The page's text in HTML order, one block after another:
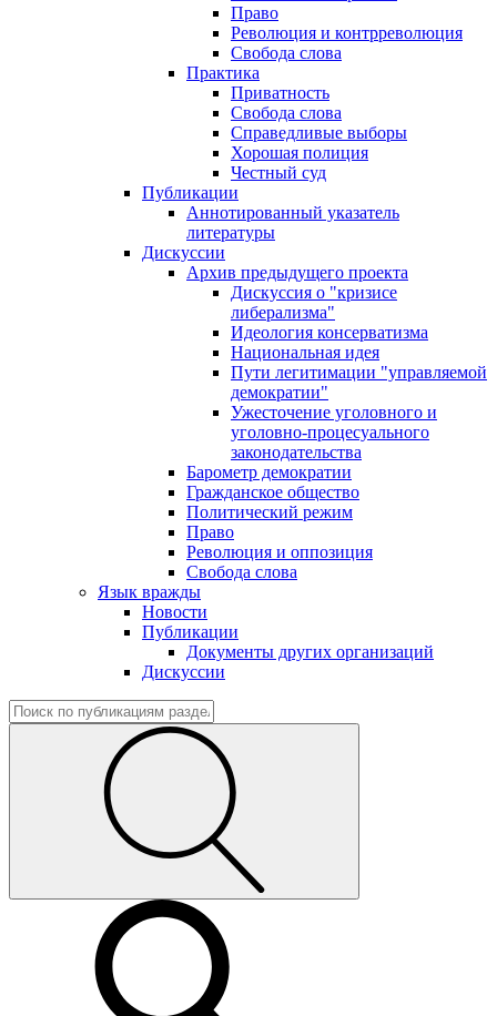
Право
Революция и контрреволюция
Свобода слова
Практика
Приватность
Свобода слова
Справедливые выборы
Хорошая полиция
Честный суд
Публикации
Аннотированный указатель
литературы
Дискуссии
Архив предыдущего проекта
Дискуссия о "кризисе
либерализма"
Идеология консерватизма
Национальная идея
Пути легитимации "управляемой
демократии"
Ужесточение уголовного и
уголовно-процесуального
законодательства
Барометр демократии
Гражданское общество
Политический режим
Право
Революция и оппозиция
Свобода слова
Язык вражды
Новости
Публикации
Документы других организаций
Дискуссии